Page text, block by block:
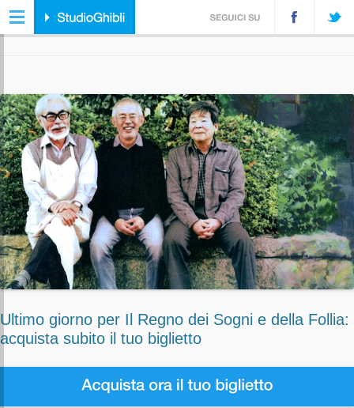
Ultimo giorno per Il Regno dei Sogni e della Follia:
acquista subito il tuo biglietto